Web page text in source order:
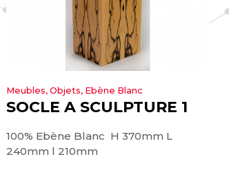
Meubles, Objets, Ebène Blanc
SOCLE A SCULPTURE 1
100% Ebène Blanc H 370mm L
240mm l 210mm